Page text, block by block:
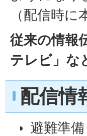
（配信時
従来の情報
テレビ」な
配信情
避難準